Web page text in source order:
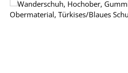
Bildergalerie überspringen